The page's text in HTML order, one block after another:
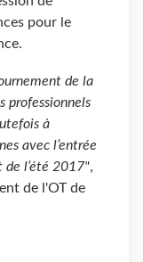
pour le
de la
professionnels
à
avec l’entrée
de l’été 2017",
de l'OT de